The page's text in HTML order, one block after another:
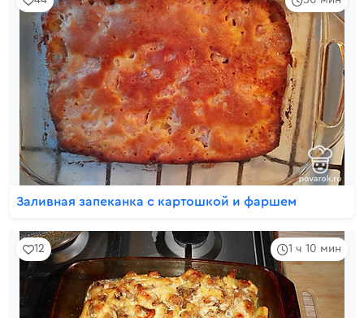
Заливная запеканка с картошкой и фаршем
1 ч 10 мин
12